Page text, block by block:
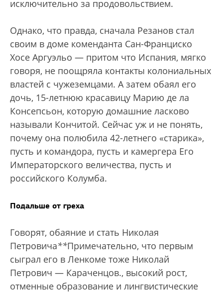
исключительно за продовольствием.
Однако, что правда, сначала Резанов стал
своим в доме коменданта Сан-Франциско
Хосе Аргуэльо — притом что Испания, мягко
говоря, не поощряла контакты колониальных
властей с чужеземцами. А затем обаял его
дочь, 15-летнюю красавицу Марию де ла
Консепсьон, которую домашние ласково
называли Кончитой. Сейчас уж и не понять,
почему она полюбила 42-летнего «старика»,
пусть и командора, пусть и камергера Eго
Императорского величества, пусть и
российского Колумба.
Подальше от греха
Говорят, обаяние и стать Николая
Петровича**Примечательно, что первым
сыграл его в Ленкоме тоже Николай
Петрович — Караченцов., высокий рост,
отменные образование и лингвистические